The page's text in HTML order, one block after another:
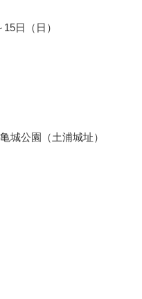
日（日）
城公園（土浦城址）